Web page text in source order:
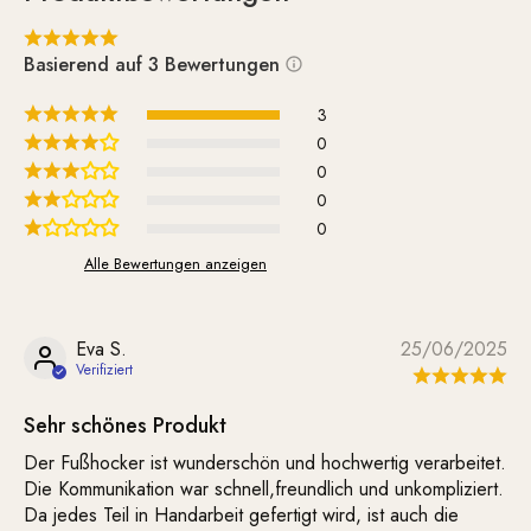
Basierend auf 3 Bewertungen
3
0
0
0
0
Alle Bewertungen anzeigen
25/06/2025
Eva S.
Sehr schönes Produkt
Der Fußhocker ist wunderschön und hochwertig verarbeitet.
Die Kommunikation war schnell,freundlich und unkompliziert.
Da jedes Teil in Handarbeit gefertigt wird, ist auch die